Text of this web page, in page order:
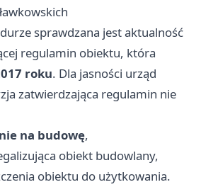
sprawdzana jest aktualność
regulamin obiektu, która
roku. Dla jasności urząd
zatwierdzająca regulamin nie
na budowę,
obiekt budowlany,
obiektu do użytkowania.